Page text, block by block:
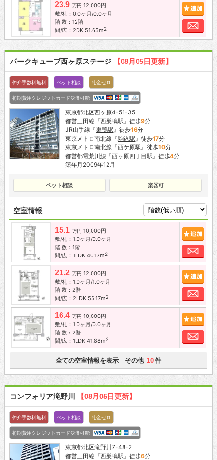
23.9 万円 12,000円
敷/礼：0.0ヶ月/0.0ヶ月
階 数：12階
間/広：2DK 51.65m2
お
パークキューブ西ヶ原ステージ 【08月05日更新】
仲介手数料無料 ペット相談 礼金ゼロ
初期費用クレジットカード決済可能
東京都北区西ヶ原4-51-35
都営三田線『西巣鴨駅』徒歩9分
JR山手線『巣鴨駅』徒歩16分
東京メトロ南北線『駒込駅』徒歩17分
東京メトロ南北線『西ケ原駅』徒歩10分
都営都電荒川線『西ヶ原四丁目駅』徒歩4分
築年月2009年12月
ペット相談 楽器可
空室情報
15.1 万円 10,000円
敷/礼：1.0ヶ月/0.0ヶ月
階 数：1階
間/広：1LDK 40.17m2
お
21.2 万円 12,000円
敷/礼：1.0ヶ月/1.0ヶ月
階 数：2階
間/広：2LDK 55.17m2
追加
お
16.4 万円 10,000円
敷/礼：1.0ヶ月/0.0ヶ月
階 数：2階
間/広：1LDK 41.88m2
お
全ての空室情報を表示 その他 10 件
コンフォリア滝野川 【08月05日更新】
仲介手数料無料 ペット相談 礼金ゼロ
初期費用クレジットカード決済可能
東京都北区滝野川7-48-2
都営三田線『西巣鴨駅』徒歩6分